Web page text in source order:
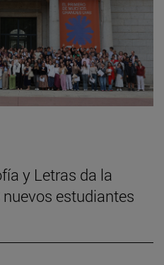
y Letras da la
estudiantes